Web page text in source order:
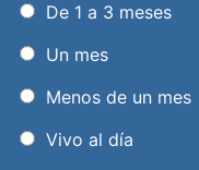
De 1 a 3 meses
Un mes
Menos de un mes
Vivo al día